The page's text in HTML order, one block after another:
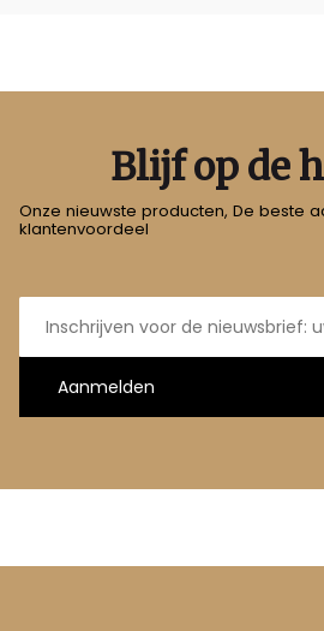
Blijf op de
Onze nieuwste producten, De beste
klantenvoordeel
E-
mailadres
Aanmelden